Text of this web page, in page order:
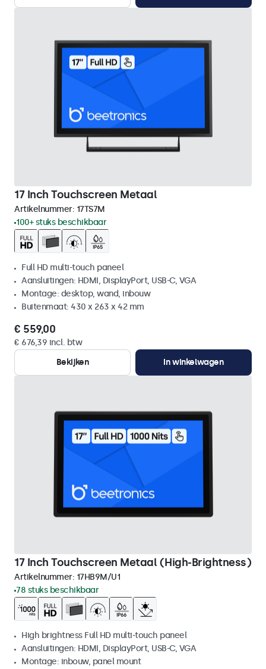
17 Inch Touchscreen Metaal
Artikelnummer: 17TS7M
100+ stuks beschikbaar
Full HD multi-touch paneel
Aansluitingen: HDMI, DisplayPort, USB-C, VGA
Montage: desktop, wand, inbouw
Buitenmaat: 430 x 263 x 42 mm
€ 559,00
€ 676,39 incl. btw
Bekijken
In winkelwagen
17 Inch Touchscreen Metaal (High-Brightness)
Artikelnummer: 17HB9M/U1
78 stuks beschikbaar
High brightness Full HD multi-touch paneel
Aansluitingen: HDMI, DisplayPort, USB-C, VGA
Montage: inbouw, panel mount